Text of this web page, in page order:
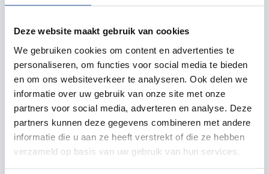
Deze website maakt gebruik van cookies
We gebruiken cookies om content en advertenties te
personaliseren, om functies voor social media te bieden
en om ons websiteverkeer te analyseren. Ook delen we
informatie over uw gebruik van onze site met onze
partners voor social media, adverteren en analyse. Deze
partners kunnen deze gegevens combineren met andere
informatie die u aan ze heeft verstrekt of die ze hebben
verzameld op basis van uw gebruik van hun services.
RolleSmolle is deelnemer van de Hengelo
Kadokaart.Ontdek hier alle deelnemers van de
Hengelo Kadokaart.
Deelnemer Hengelo Kado